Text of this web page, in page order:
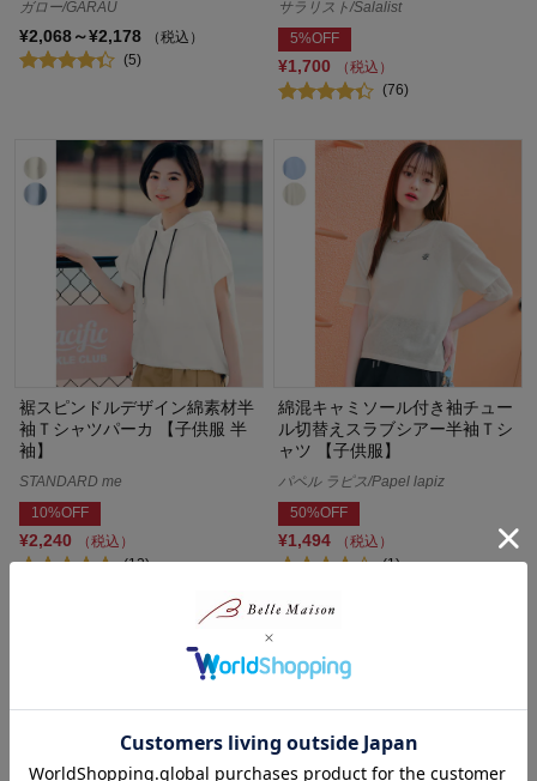
ガロー/GARAU
¥2,068～¥2,178
（税込）
(5)
サラリスト/Salalist
5%OFF
¥1,700
（税込）
(76)
裾スピンドルデザイン綿素材半
袖Ｔシャツパーカ 【子供服 半
袖】
STANDARD me
10%OFF
¥2,240
（税込）
(12)
綿混キャミソール付き袖チュー
ル切替えスラブシアー半袖Ｔシ
ャツ 【子供服】
パペル ラピス/Papel lapiz
50%OFF
¥1,494
（税込）
(1)